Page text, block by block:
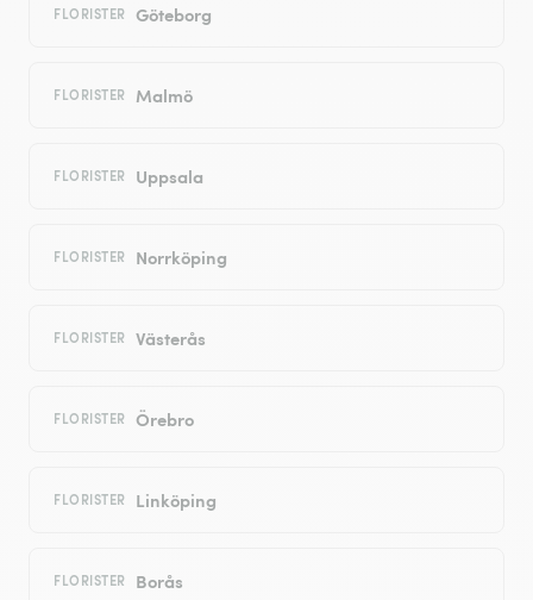
FLORISTER Göteborg
FLORISTER Malmö
FLORISTER Uppsala
FLORISTER Norrköping
FLORISTER Västerås
FLORISTER Örebro
FLORISTER Linköping
FLORISTER Borås